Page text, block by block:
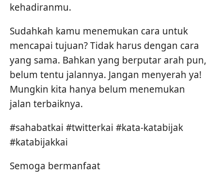
kehadiranmu.
Sudahkah kamu menemukan cara untuk
mencapai tujuan? Tidak harus dengan cara
yang sama. Bahkan yang berputar arah pun,
belum tentu jalannya. Jangan menyerah ya!
Mungkin kita hanya belum menemukan
jalan terbaiknya.
#sahabatkai #twitterkai #kata-katabijak
#katabijakkai
Semoga bermanfaat